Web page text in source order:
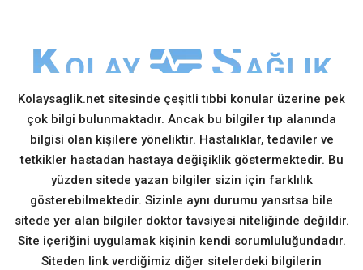
Kolaysaglik.net sitesinde çeşitli tıbbi konular üzerine pek
çok bilgi bulunmaktadır. Ancak bu bilgiler tıp alanında
bilgisi olan kişilere yöneliktir. Hastalıklar, tedaviler ve
tetkikler hastadan hastaya değişiklik göstermektedir. Bu
yüzden sitede yazan bilgiler sizin için farklılık
gösterebilmektedir. Sizinle aynı durumu yansıtsa bile
sitede yer alan bilgiler doktor tavsiyesi niteliğinde değildir.
Site içeriğini uygulamak kişinin kendi sorumluluğundadır.
Siteden link verdiğimiz diğer sitelerdeki bilgilerin